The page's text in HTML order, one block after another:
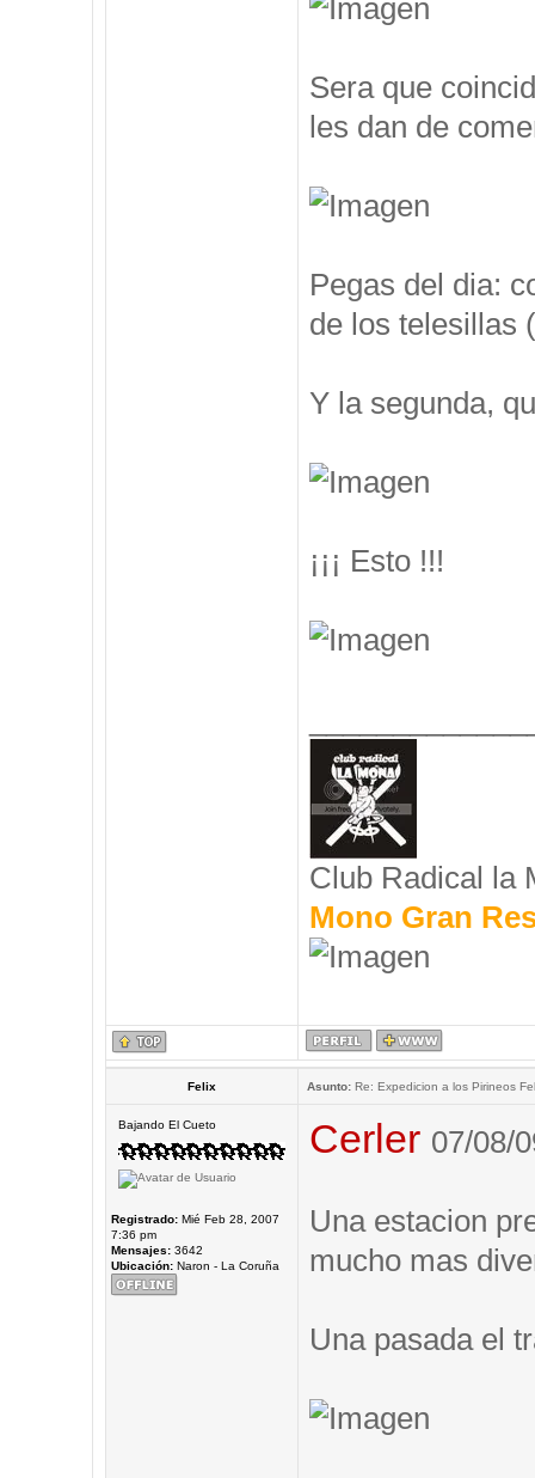
Sera que
les dan de
Pegas del dia:
de los telesillas
Y la segunda,
¡¡¡ Esto !!!
Club Radical la
Mono Gran
Felix Asunto:Re: Expedicion a los Pirineos
Bajando El Cueto
Registrado:Mié Feb 28, 2007
7:36 pm
Mensajes:3642
Ubicación:Naron - La Coruña
Cerler 07/08/
Una estacion
mucho mas
Una pasada el